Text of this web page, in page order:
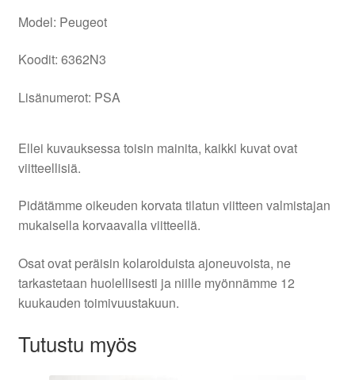
Model: Peugeot
Koodit: 6362N3
Lisänumerot: PSA
Ellei kuvauksessa toisin mainita, kaikki kuvat ovat
viitteellisiä.
Pidätämme oikeuden korvata tilatun viitteen valmistajan
mukaisella korvaavalla viitteellä.
Osat ovat peräisin kolaroiduista ajoneuvoista, ne
tarkastetaan huolellisesti ja niille myönnämme 12
kuukauden toimivuustakuun.
Tutustu myös